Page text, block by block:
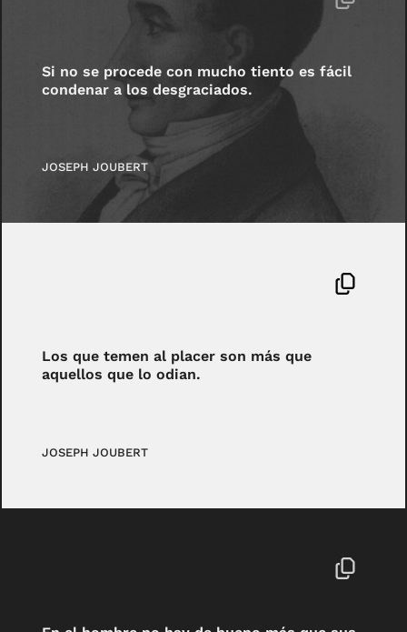
Si no se procede con mucho tiento es fácil
condenar a los desgraciados.
JOSEPH JOUBERT
Los que temen al placer son más que
aquellos que lo odian.
JOSEPH JOUBERT